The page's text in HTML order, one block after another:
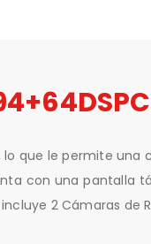
que le permite
con una pantalla
2 Cámaras de